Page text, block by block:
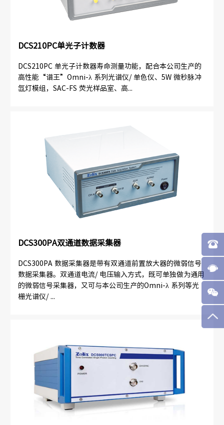
DCS210PC单光子计数器
DCS210PC 单光子计数器寿命测量功能，配合本公司生产的
高性能“谱王”Omni-λ 系列光谱仪/ 单色仪、5W 微秒脉冲
氙灯模组，SAC-FS 荧光样品室、高...
DCS300PA双通道数据采集器
DCS300PA 数据采集器是带有双通道前置放大器的微弱信号
数据采集器。双通道电流/ 电压输入方式，既可单独做为通用
的微弱信号采集器，又可与本公司生产的Omni-λ 系列等光
栅光谱仪/ ...